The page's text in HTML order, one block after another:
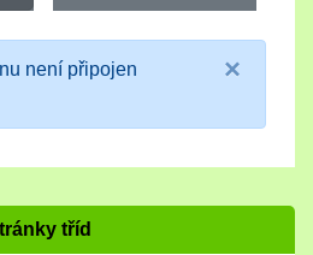
×
není připojen
tříd